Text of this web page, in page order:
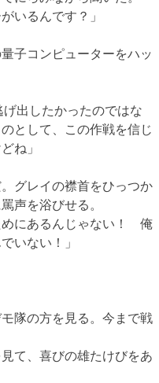
いるんです？」
子コンピューターをハッ
げ出したかったのではな
として、この作戦を信じ
ね」
グレイの襟首をひっつか
声を浴びせる。
めにあるんじゃない！ 俺
いない！」
隊の方を見る。今まで戦
て、喜びの雄たけびをあ